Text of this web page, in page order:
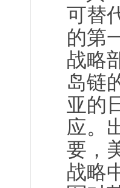
可替
的第
战略
岛链
亚的
应。
要，
战略